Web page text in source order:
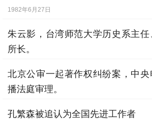
1982年6月27日
朱云影，台湾师范大学历史系主
所长。
北京公审一起著作权纠纷案，中
播法庭审理。
孔繁森被追认为全国先进工作者